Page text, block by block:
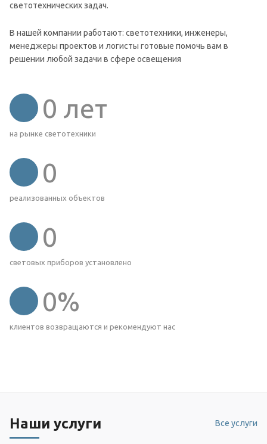
светотехнических задач.
В нашей компании работают: светотехники, инженеры,
менеджеры проектов и логисты готовые помочь вам в
решении любой задачи в сфере освещения
0 лет
на рынке светотехники
0
реализованных объектов
0
световых приборов установлено
0%
клиентов возвращаются и рекомендуют нас
Все услуги
Наши услуги